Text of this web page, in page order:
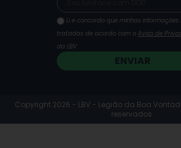
Li e concordo que minhas informações
tratadas de acordo com o Aviso de
da LBV
ENVIAR
Copyright 2026 - LBV - Legião da Boa
reservados.